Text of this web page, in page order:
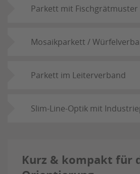
Parkett mit Fischgrätmuster
Mosaikparkett /
Parkett im Leiterverband
Slim-Line-Optik mit
Kurz & kompakt für